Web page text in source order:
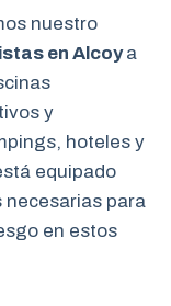
nuestro
en Alcoya
y
hoteles y
equipado
necesarias para
en estos